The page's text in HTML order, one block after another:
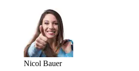
Nicol Bauer